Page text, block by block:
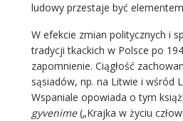
ludowy przestaje być
W efekcie zmian politycznych i
tradycji tkackich w Polsce po
zapomnienie. Ciągłość
sąsiadów, np. na Litwie i wśród
Wspaniale opowiada o tym
gyvenime(„Krajka w życiu